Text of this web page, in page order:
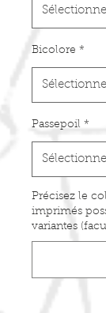
Bicolore *
Passepoil *
Précisez le
imprimés
variantes